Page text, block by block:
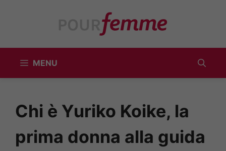
MENU
Chi è Yuriko Koike, la
prima donna alla guida